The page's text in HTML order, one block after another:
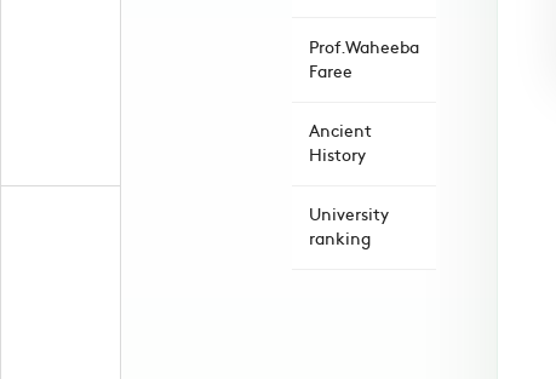
Prof.Waheeba
Faree
Ancient
History
University
ranking